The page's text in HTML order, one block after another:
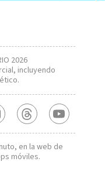
2026
incluyendo
en la web de
móviles.